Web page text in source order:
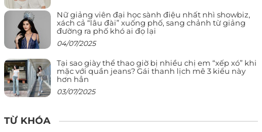
Nữ giảng viên đại học sành điệu nhất nhì showbiz,
xách cả “lâu đài” xuống phố, sang chảnh từ giảng
đường ra phố khó ai đọ lại
04/07/2025
Tại sao giày thể thao giờ bị nhiều chị em “xếp xó” khi
mặc với quần jeans? Gái thanh lịch mê 3 kiểu này
hơn hẳn
03/07/2025
TỪ KHÓA